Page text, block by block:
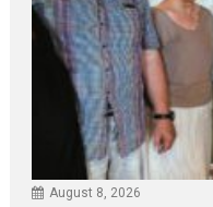
August 8, 2026